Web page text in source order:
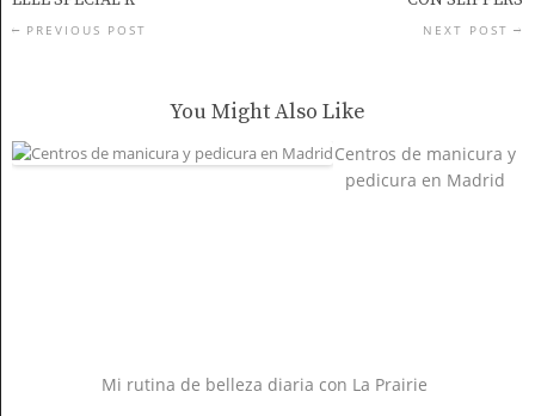
PREVIOUS POST NEXT POST
You Might Also Like
Centros de manicura y
pedicura en Madrid
Mi rutina de belleza diaria con La Prairie